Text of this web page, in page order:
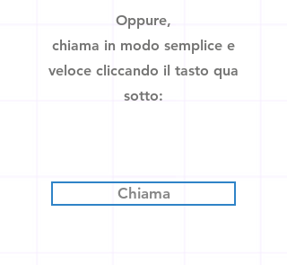
Oppure,
chiama in modo semplice e
veloce cliccando il tasto qua
sotto:
Chiama